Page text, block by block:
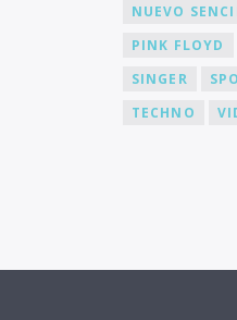
NUEVO
PINK FLOYD
SINGER
TECHNO